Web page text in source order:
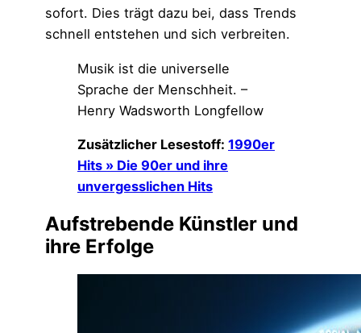
sofort. Dies trägt dazu bei, dass Trends
schnell entstehen und sich verbreiten.
Musik ist die universelle
Sprache der Menschheit. –
Henry Wadsworth Longfellow
Zusätzlicher Lesestoff: 1990er
Hits » Die 90er und ihre
unvergesslichen Hits
Aufstrebende Künstler und
ihre Erfolge